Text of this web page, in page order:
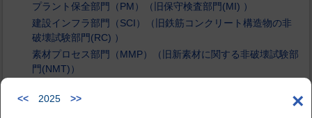
×
<< 2025 >>
プラント保全部門（PM）（旧保守検査部門(MI) ）
建設インフラ部門（SCI）（旧鉄筋コンクリート構造物の非
破壊試験部門(RC) ）
素材プロセス部門（MMP）（旧新素材に関する非破壊試験部
門(NMT)）
活動研究発表
部門毎に年3回開催（内1回はシンポジウムと